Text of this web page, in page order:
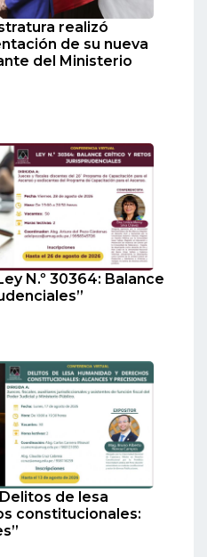
realizó
de su nueva
del Ministerio
N.º 30364: Balance
de lesa
constitucionales: